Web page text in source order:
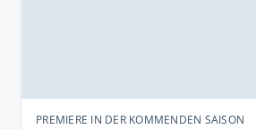
PREMIERE IN DER KOMMENDEN SAISON